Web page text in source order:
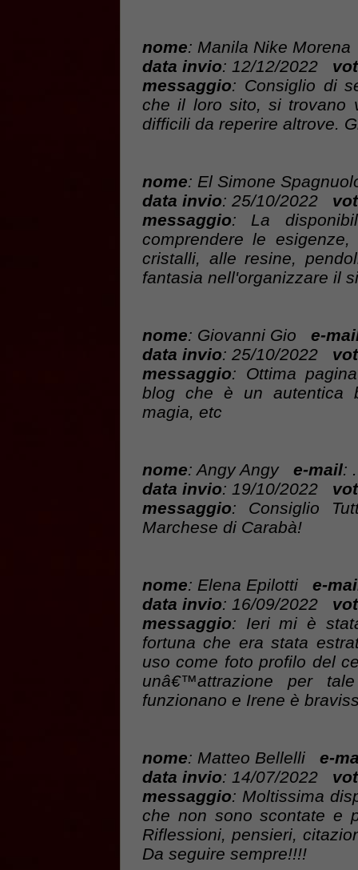
nome: Manila Nike
data invio: 12/12/2022
messaggio: Consiglio di
che il loro sito, si trovano
difficili da reperire altrove.
nome: El Simone
data invio: 25/10/2022
messaggio: La
comprendere le
cristalli, alle resine,
fantasia nell'organizzare il
nome: Giovanni Gio e-
data invio: 25/10/2022
messaggio: Ottima
blog che è un autentica
magia, etc
nome: Angy Angy e-mail:
data invio: 19/10/2022
messaggio: Consiglio
Marchese di Carabà!
nome: Elena Epilotti e-
data invio: 16/09/2022
messaggio: Ieri mi è
fortuna che era stata
uso come foto profilo del
unâ€™attrazione per
funzionano e Irene è
nome: Matteo Bellelli e-
data invio: 14/07/2022
messaggio: Moltissima
che non sono scontate e
Riflessioni, pensieri,
Da seguire sempre!!!!